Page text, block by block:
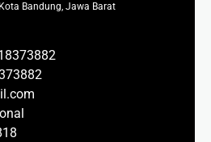
Bandung, Jawa Barat